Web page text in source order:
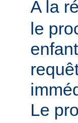
A la
le
Le